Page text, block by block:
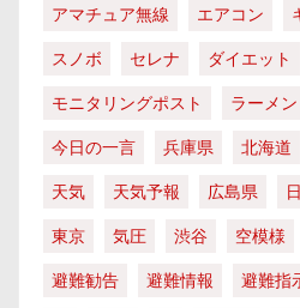
アマチュア無線
エアコン
スノボ
セレナ ダイエット
モニタリングポスト
ラーメン
今日の一言
兵庫県 北海道
天気
天気予報 広島県
東京
気圧 渋谷 空模様
避難勧告
避難情報 避難指